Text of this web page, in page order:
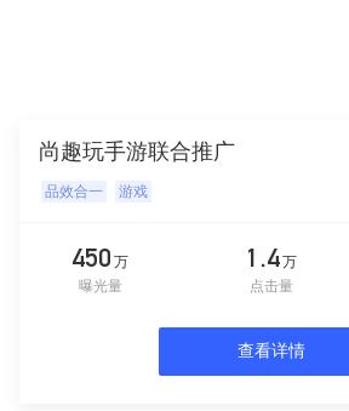
尚趣玩手游联合推广
品效合一 游戏
450 万
曝光量
1.4万
点击量
查看详情